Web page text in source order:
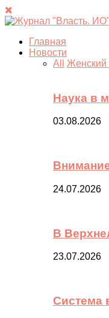
Главная
Новости
All
Женский
Наука в
03.08.2026
24.07.2026
В
23.07.2026
Система